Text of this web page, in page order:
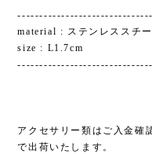
material : ステンレススチ
size : L1.7cm
アクセサリー類はご入金確
で出荷いたします。